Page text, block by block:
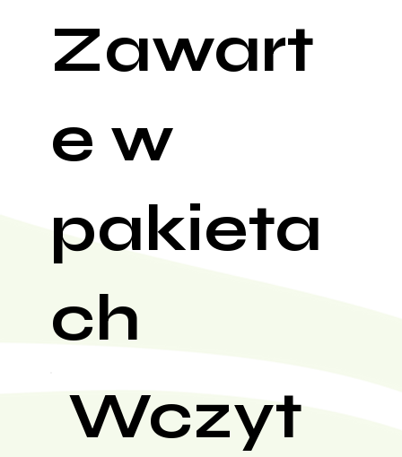
Zawart
e w
pakieta
ch
Wczyt